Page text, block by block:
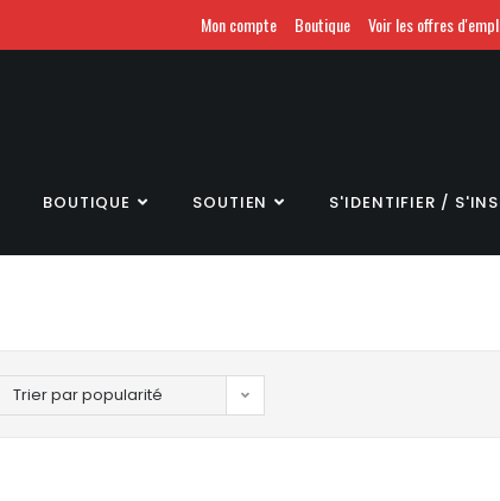
Mon compte Boutique Voir les offres
BOUTIQUE SOUTIEN S'IDENTIFIER /
Trier par popularité